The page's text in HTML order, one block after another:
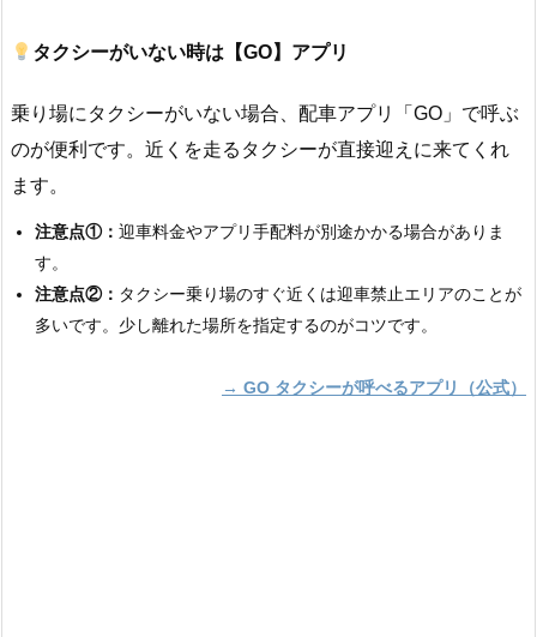
タクシーがいない時は【GO】アプリ
乗り場にタクシーがいない場合、配車アプリ「GO」で呼ぶ
のが便利です。近くを走るタクシーが直接迎えに来てくれ
ます。
注意点①： 迎車料金やアプリ手配料が別途かかる場合がありま
す。
注意点②： タクシー乗り場のすぐ近くは迎車禁止エリアのことが
多いです。少し離れた場所を指定するのがコツです。
→ GO タクシーが呼べるアプリ（公式）